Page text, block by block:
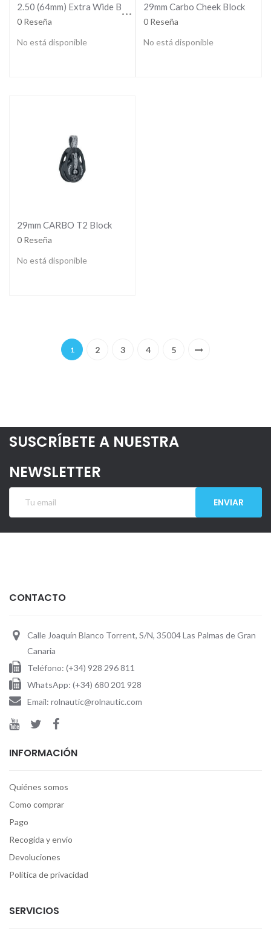
2.50 (64mm) Extra Wide BIG Boat Deck
0 Reseña
No está disponible
29mm Carbo Cheek Block
0 Reseña
No está disponible
29mm CARBO T2 Block
0 Reseña
No está disponible
Página
Actualmente estás leyendo página
1 2 3 4 5 Siguiente
SUSCRÍBETE A NUESTRA
NEWSLETTER
ENVIAR
CONTACTO
Calle Joaquín Blanco Torrent, S/N, 35004 Las Palmas de Gran
Canaria
Teléfono: (+34) 928 296 811
WhatsApp: (+34) 680 201 928
Email: rolnautic@rolnautic.com
INFORMACIÓN
Quiénes somos
Como comprar
Pago
Recogida y envío
Devoluciones
Politica de privacidad
SERVICIOS